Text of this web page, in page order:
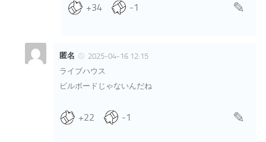
+34 -1
匿名
2025-04-16 12:15
ライブハウス
ビルボードじゃないんだね
+22 -1